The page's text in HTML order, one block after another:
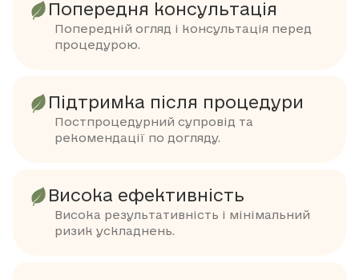
Попередня консультація
Попередній огляд і консультація перед
процедурою.
Підтримка після процедури
Постпроцедурний супровід та
рекомендації по догляду.
Висока ефективність
Висока результативність і мінімальний
ризик ускладнень.